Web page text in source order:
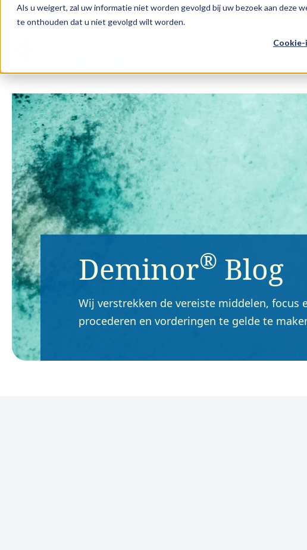
Als u weigert, zal uw informatie niet worden gevolgd bij uw bezoek aan deze
te onthouden dat u niet gevolgd wilt worden.
Oplossingen en
Deminor® Blog
Wij verstrekken de vereiste middelen, focus
procederen en vorderingen te gelde te